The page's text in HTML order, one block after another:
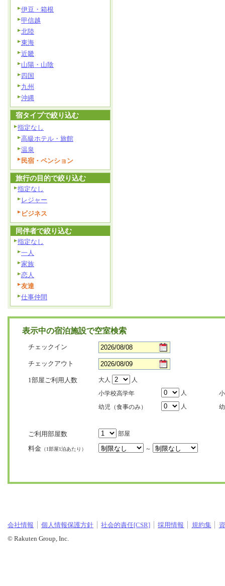
伊豆・箱根
甲信越
北陸
東海
近畿
山陽・山陰
四国
九州
沖縄
宿タイプで絞り込む
指定なし
高級ホテル・旅館
温泉
民宿・ペンション
旅行の目的で絞り込む
指定なし
レジャー
ビジネス
同伴者で絞り込む
指定なし
一人
家族
恋人
友達
仕事仲間
表示中の宿泊施設で空室検索
チェックイン
チェックアウト
1部屋ご利用人数 大人
人
小学校高学年
人
幼児（食事のみ）
人
ご利用部屋数 部屋
料金 （1部屋1泊あたり） ～
会社情報 個人情報保護方針 社会的責任[CSR] 採用情報 規約集
© Rakuten Group, Inc.